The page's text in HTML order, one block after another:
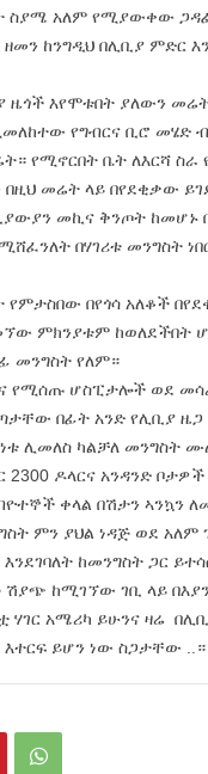
ስያሜ አለም የሚያውቀው
ዘመን ከንግዲህ በሊቢያ ምድር
ዜጎች እየሞቱበት ያለውን
የግብርና ቢሮ መሄድ
የሚኖርበት ቤት ለእርሻ
መሬት ላይ በየደቂቃው
መኪና ቅንጦት ከመሆኑ
በሃገሪቱ መንግስት
የምታስበው በየጎሳ አለቆች
ምክንያቱም ከወለደችበት
መንግስት የለም።
የሚሰጡ ሆስፒታሎች ወደ
በፊት አንድ የሊቢያ ዜጋ
ሊመለስ ካልቻለ መንግስት
2300 ዶላርና አንዳንድ
ቀላል በሽታን ኣንኳን
ምን ያህል ነዳጅ ወደ አለም
ከመንግስት ጋር
ሽያጭ ከሚገኘው ገቢ ላይ
ሃገር አሜሪካ ይሁንና ዛሬ
ይሆን ነው ስጋታቸው ..።